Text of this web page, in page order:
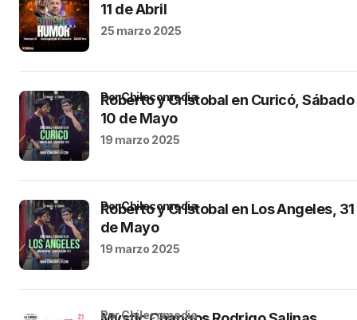
11 de Abril
25 marzo 2025
Roberto y Cristobal en Curicó, Sábado
10 de Mayo
por Chilecomedia
19 marzo 2025
Roberto y Cristobal en Los Angeles, 31
de Mayo
por Chilecomedia
19 marzo 2025
por Chilecomedia